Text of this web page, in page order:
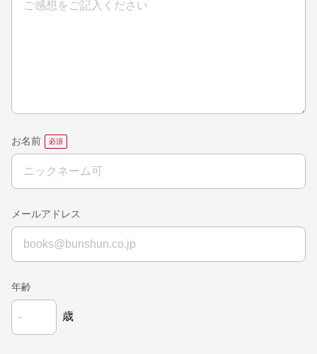
お名前
メールアドレス
年齢
歳